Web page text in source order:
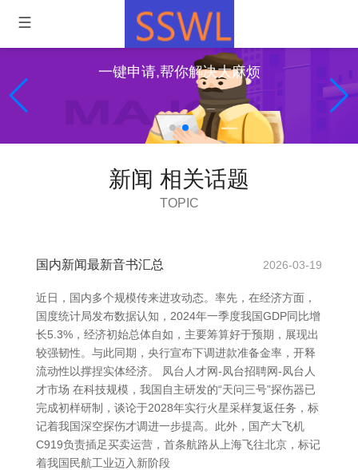
一键申请,帮你解决大麻烦
新闻 相关话题
TOPIC
国内新闻最新音书汇总 2026-03-19
近日，国内多个规模传来进攻动态。率先，在经济方面，
国度统计局发布数据认知，2024年一季度我国GDP同比增
长5.3%，经济初始总体自如，主要筹算好于预期，展现出
较强韧性。与此同期，央行宣布下调进款准备金率，开释
流动性以撑捏实体经济。 凤台人才网-凤台招聘网-凤台人
才市场 在科技规模，我国自主研发的“天问三号”探伤器已
完成初样研制，谈论于2028年实行火星采样复返任务，标
记着我国深空探伤才调进一步提高。此外，国产大飞机
C919负责插足买卖运营，首条航路从上海飞往北京，标记
着我国民航工业迈入新阶段